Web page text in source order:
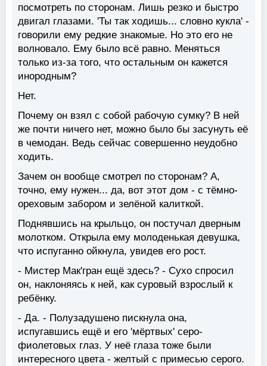
посмотреть по сторонам. Лишь резко и быстро
двигал глазами. 'Ты так ходишь... словно кукла' -
говорили ему редкие знакомые. Но это его не
волновало. Ему было всё равно. Меняться
только из-за того, что остальным он кажется
инородным?
Нет.
Почему он взял с собой рабочую сумку? В ней
же почти ничего нет, можно было бы засунуть её
в чемодан. Ведь сейчас совершенно неудобно
ходить.
Зачем он вообще смотрел по сторонам? А,
точно, ему нужен... да, вот этот дом - с тёмно-
ореховым забором и зелёной калиткой.
Поднявшись на крыльцо, он постучал дверным
молотком. Открыла ему молоденькая девушка,
что испуганно ойкнула, увидев его рост.
- Мистер Мак'гран ещё здесь? - Сухо спросил
он, наклоняясь к ней, как суровый взрослый к
ребёнку.
- Да. - Полузадушено пискнула она,
испугавшись ещё и его 'мёртвых' серо-
фиолетовых глаз. У неё глаза тоже были
интересного цвета - желтый с примесью серого.